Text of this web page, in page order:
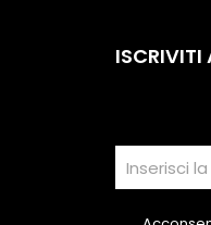
ISCRIVITI